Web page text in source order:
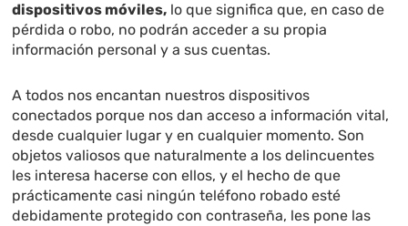
dispositivos móviles, lo que significa que, en caso de
pérdida o robo, no podrán acceder a su propia
información personal y a sus cuentas.
A todos nos encantan nuestros dispositivos
conectados porque nos dan acceso a información vital,
desde cualquier lugar y en cualquier momento. Son
objetos valiosos que naturalmente a los delincuentes
les interesa hacerse con ellos, y el hecho de que
prácticamente casi ningún teléfono robado esté
debidamente protegido con contraseña, les pone las